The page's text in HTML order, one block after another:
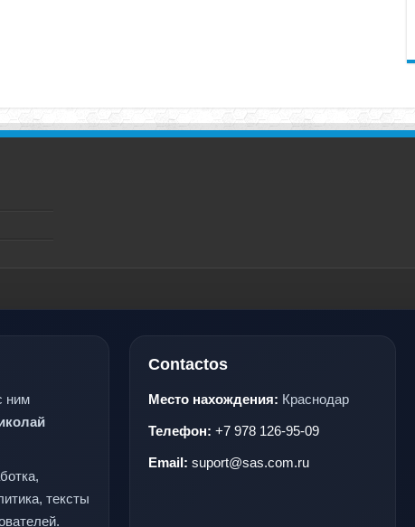
ним
тексты
Contactos
Место нахождения: Краснодар
Телефон: +7 978 126-95-09
Email: suport@sas.com.ru